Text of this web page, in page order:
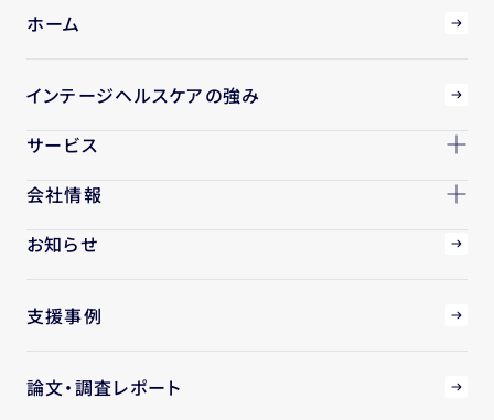
ホーム
インテージヘルスケアの強み
サービス
会社情報
お知らせ
支援事例
論文・調査レポート